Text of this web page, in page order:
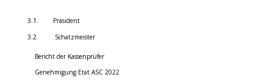
3.1. Präsident
3.2. Schatzmeister
Bericht der Kassenprüfer
Genehmigung Etat ASC 2022